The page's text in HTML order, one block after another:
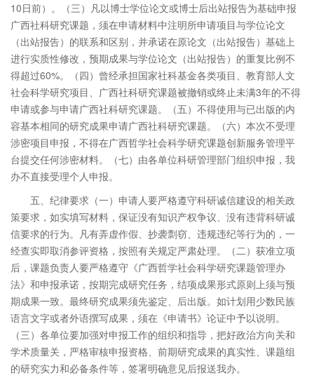
10日前）。（三）凡以博士学位论文或博士后出站报告为基础申报
广西社科研究课题，须在申请材料中注明所申请项目与学位论文
（出站报告）的联系和区别，并承诺在原论文（出站报告）基础上
进行实质性修改，预期成果与学位论文（出站报告）的重复比例不
得超过60%。（四）曾经承担国家社科基金各类项目、教育部人文
社会科学研究项目、广西社科研究课题被撤销或终止未满3年的不得
申请或参与申请广西社科研究课题。（五）不得使用与已出版的内
容基本相同的研究成果申请广西社科研究课题。（六）本次不受理
涉密项目申报，不得在广西哲学社会科学研究课题创新服务管理平
台提交任何涉密材料。（七）由各单位科研管理部门组织申报，我
办不直接受理个人申报。
五、纪律要求（一）申请人要严格遵守科研诚信建设的相关政
策要求，如实填写材料，保证没有知识产权争议、没有违背科研诚
信要求的行为。凡有弄虚作假、抄袭剽窃、违规违纪等行为的，一
经查实即取消参评资格，按照有关规定严肃处理。（二）获准立项
后，课题负责人要严格遵守《广西哲学社会科学研究课题管理办
法》和申报承诺，按期完成研究任务，结项成果形式原则上须与预
期成果一致。最终研究成果须先鉴定、后出版。如计划用少数民族
语言文字或者外语撰写成果，须在《申请书》论证中予以说明。
（三）各单位要加强对申报工作的组织和指导，把好政治方向关和
学术质量关，严格审核申报资格、前期研究成果的真实性、课题组
的研究实力和必备条件等，签署明确意见后报送我办。